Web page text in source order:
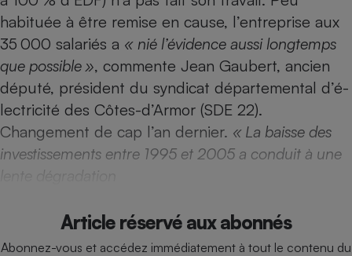
habituée à être remise en cause, l’entreprise aux
35 000 salariés a « nié l’évidence aussi longtemps
que possible », commente Jean Gaubert, ancien
député, président du syndicat départemental d’é­
lectricité des Côtes-d’Armor (SDE 22).
Changement de cap l’an dernier. « La baisse des
investissements entre 1995 et 2005 a conduit à une
lente dégradation
Article réservé aux abonnés
Abonnez-vous et accédez immédiatement à tout le contenu du
Plaque de cuisson à
induction
Téléphone mobile -
Smartphone
Radiateur électrique
Climatiseur -
Ventilateur